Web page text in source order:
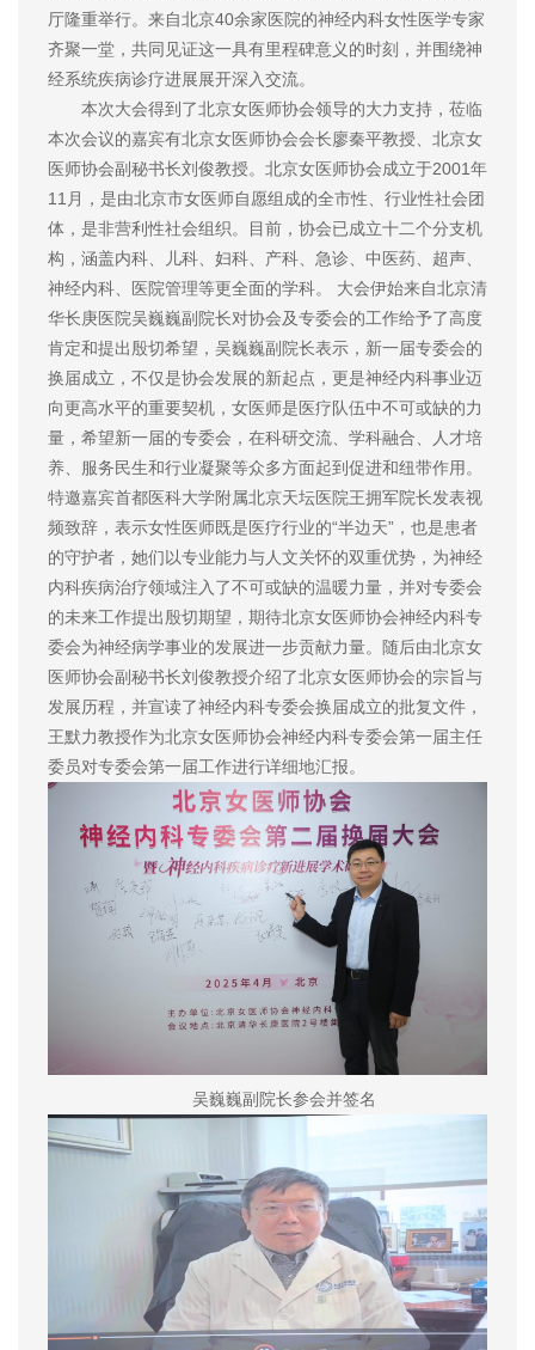
厅隆重举行。来自北京40余家医院的神经内科女性医学专家
齐聚一堂，共同见证这一具有里程碑意义的时刻，并围绕神
经系统疾病诊疗进展展开深入交流。
本次大会得到了北京女医师协会领导的大力支持，莅临
本次会议的嘉宾有北京女医师协会会长廖秦平教授、北京女
医师协会副秘书长刘俊教授。北京女医师协会成立于2001年
11月，是由北京市女医师自愿组成的全市性、行业性社会团
体，是非营利性社会组织。目前，协会已成立十二个分支机
构，涵盖内科、儿科、妇科、产科、急诊、中医药、超声、
神经内科、医院管理等更全面的学科。 大会伊始来自北京清
华长庚医院吴巍巍副院长对协会及专委会的工作给予了高度
肯定和提出殷切希望，吴巍巍副院长表示，新一届专委会的
换届成立，不仅是协会发展的新起点，更是神经内科事业迈
向更高水平的重要契机，女医师是医疗队伍中不可或缺的力
量，希望新一届的专委会，在科研交流、学科融合、人才培
养、服务民生和行业凝聚等众多方面起到促进和纽带作用。
特邀嘉宾首都医科大学附属北京天坛医院王拥军院长发表视
频致辞，表示女性医师既是医疗行业的“半边天”，也是患者
的守护者，她们以专业能力与人文关怀的双重优势，为神经
内科疾病治疗领域注入了不可或缺的温暖力量，并对专委会
的未来工作提出殷切期望，期待北京女医师协会神经内科专
委会为神经病学事业的发展进一步贡献力量。随后由北京女
医师协会副秘书长刘俊教授介绍了北京女医师协会的宗旨与
发展历程，并宣读了神经内科专委会换届成立的批复文件，
王默力教授作为北京女医师协会神经内科专委会第一届主任
委员对专委会第一届工作进行详细地汇报。
吴巍巍副院长参会并签名